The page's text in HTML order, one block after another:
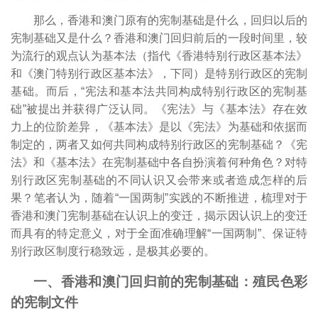
那么，香港和澳门原有的宪制基础是什么，回归以后的
宪制基础又是什么？香港和澳门回归前后的一段时间里，较
为流行的观点认为基本法（指代《香港特别行政区基本法》
和《澳门特别行政区基本法》，下同）是特别行政区的宪制
基础。而后，“宪法和基本法共同构成特别行政区的宪制基
础”被提出并获得广泛认同。《宪法》与《基本法》存在效
力上的位阶差异，《基本法》是以《宪法》为基础和依据而
制定的，两者又如何共同构成特别行政区的宪制基础？《宪
法》和《基本法》在宪制基础中各自扮演着何种角色？对特
别行政区宪制基础的不同认识又会带来或者造成怎样的后
果？笔者认为，随着“一国两制”实践的不断推进，梳理对于
香港和澳门宪制基础在认识上的变迁，揭示因认识上的变迁
而具有的特定意义，对于全面准确理解“一国两制”、保证特
别行政区制度行稳致远，是极其必要的。
一、香港和澳门回归前的宪制基础：殖民色彩
的宪制文件